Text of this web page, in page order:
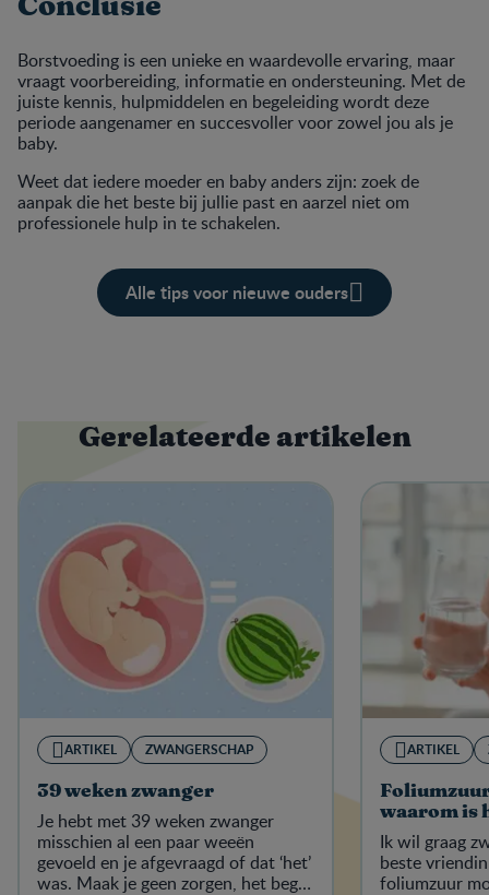
Conclusie
Borstvoeding is een unieke en waardevolle ervaring, maar
vraagt voorbereiding, informatie en ondersteuning. Met de
juiste kennis, hulpmiddelen en begeleiding wordt deze
periode aangenamer en succesvoller voor zowel jou als je
baby.
Weet dat iedere moeder en baby anders zijn: zoek de
aanpak die het beste bij jullie past en aarzel niet om
professionele hulp in te schakelen.
Alle tips voor nieuwe ouders
Gerelateerde artikelen
ARTIKEL ZWANGERSCHAP
39 weken zwanger
Je hebt met 39 weken zwanger
misschien al een paar weeën
gevoeld en je afgevraagd of dat ‘het’
was. Maak je geen zorgen, het begin
ARTIKEL
waarom is
Ik wil graag
beste
foliumzuur